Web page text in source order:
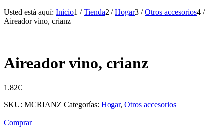
Usted está aquí: Inicio1 / Tienda2 / Hogar3 / Otros accesorios4 /
Aireador vino, crianz
Aireador vino, crianz
1.82€
SKU: MCRIANZ Categorías: Hogar, Otros accesorios
Comprar